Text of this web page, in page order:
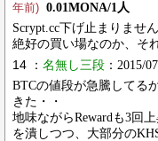
年前) 0.01MONA/1人
Scrypt.cc下げ止まりませ
絶好の買い場なのか、そ
14 ： 名無し三段 ：2015/
BTCの値段が急騰してる
きた・・
地味ながらRewardも3回
を潰しつつ、大部分の